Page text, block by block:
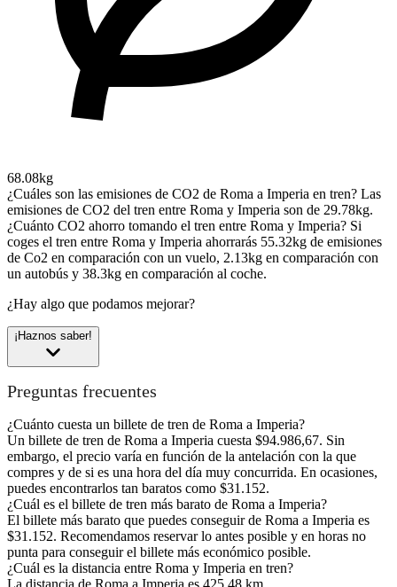
68.08kg
¿Cuáles son las emisiones de CO2 de Roma a Imperia en tren? Las
emisiones de CO2 del tren entre Roma y Imperia son de 29.78kg.
¿Cuánto CO2 ahorro tomando el tren entre Roma y Imperia? Si
coges el tren entre Roma y Imperia ahorrarás 55.32kg de emisiones
de Co2 en comparación con un vuelo, 2.13kg en comparación con
un autobús y 38.3kg en comparación al coche.
¿Hay algo que podamos mejorar?
¡Haznos saber!
Preguntas frecuentes
¿Cuánto cuesta un billete de tren de Roma a Imperia?
Un billete de tren de Roma a Imperia cuesta $94.986,67. Sin
embargo, el precio varía en función de la antelación con la que
compres y de si es una hora del día muy concurrida. En ocasiones,
puedes encontrarlos tan baratos como $31.152.
¿Cuál es el billete de tren más barato de Roma a Imperia?
El billete más barato que puedes conseguir de Roma a Imperia es
$31.152. Recomendamos reservar lo antes posible y en horas no
punta para conseguir el billete más económico posible.
¿Cuál es la distancia entre Roma y Imperia en tren?
La distancia de Roma a Imperia es 425,48 km.